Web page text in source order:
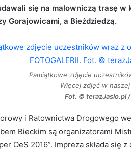
się na malowniczą trasę w
Gorajowicami, a Bieździedzą.
Pamiątkowe zdjęcie
Więcej zdjęć w naszej
Fot. © terazJaslo.pl /
i Ratownictwa Drogowego
Bieckim są organizatorami
OeS 2016”. Impreza składa